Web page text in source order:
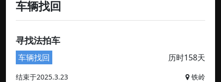
车辆找回
寻找法拍车
车辆找回 历时158天
结束于2025.3.23 铁岭